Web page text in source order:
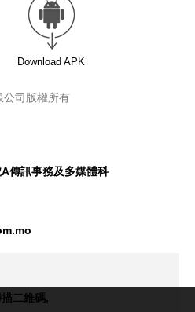
Download APK
司版權所有
傳訊事務及多媒體科
二維碼,